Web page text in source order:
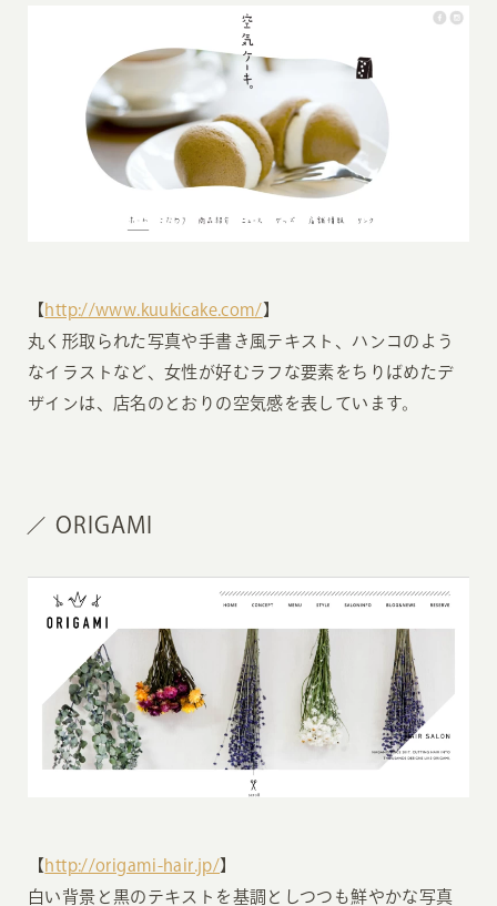
【 http://www.kuukicake.com/】
丸く形取られた写真や手書き風テキスト、ハンコのよう
なイラストなど、女性が好むラフな要素をちりばめたデ
ザインは、店名のとおりの空気感を表しています。
ORIGAMI
【 http://origami-hair.jp/】
白い背景と黒のテキストを基調としつつも鮮やかな写真